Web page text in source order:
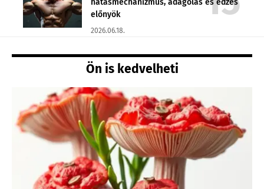
előnyök
2026.06.18.
Ön is kedvelheti